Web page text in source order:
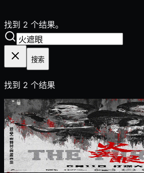
找到 2 个结果。
搜索
找到 2 个结果
2
火遮眼
动作片